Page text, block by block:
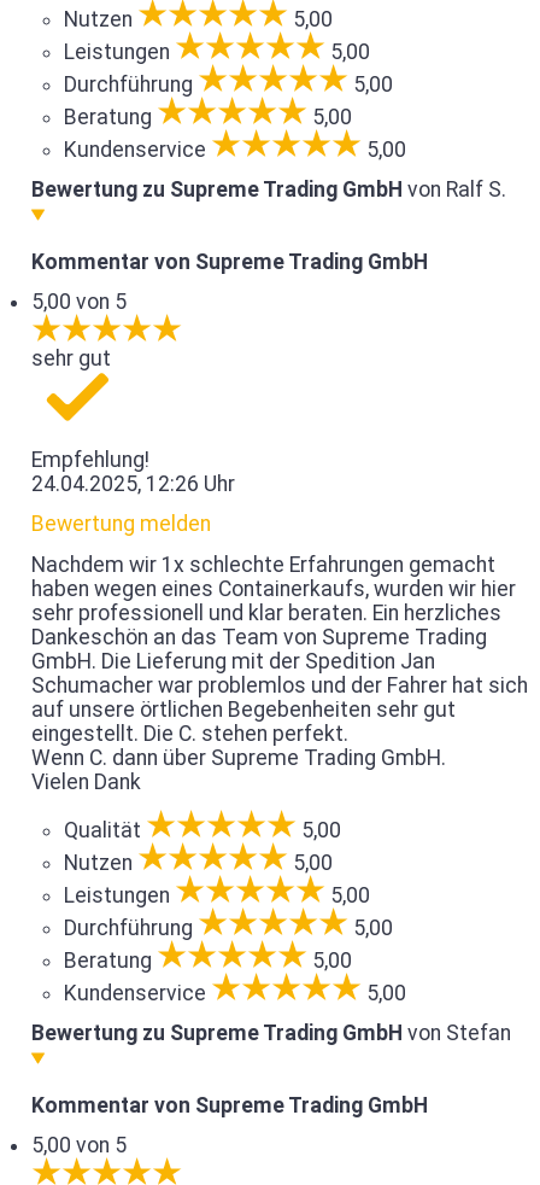
Nutzen
5,00
Leistungen
5,00
Durchführung
5,00
Beratung
5,00
Kundenservice
5,00
Bewertung zu Supreme Trading GmbH von Ralf S.
Kommentar von Supreme Trading GmbH
5,00 von 5
sehr gut
Empfehlung!
24.04.2025, 12:26 Uhr
Bewertung melden
Nachdem wir 1x schlechte Erfahrungen gemacht
haben wegen eines Containerkaufs, wurden wir hier
sehr professionell und klar beraten. Ein herzliches
Dankeschön an das Team von Supreme Trading
GmbH. Die Lieferung mit der Spedition Jan
Schumacher war problemlos und der Fahrer hat sich
auf unsere örtlichen Begebenheiten sehr gut
eingestellt. Die C. stehen perfekt.
Wenn C. dann über Supreme Trading GmbH.
Vielen Dank
Qualität
5,00
Nutzen
5,00
Leistungen
5,00
Durchführung
5,00
Beratung
5,00
Kundenservice
5,00
Bewertung zu Supreme Trading GmbH von Stefan
Kommentar von Supreme Trading GmbH
5,00 von 5